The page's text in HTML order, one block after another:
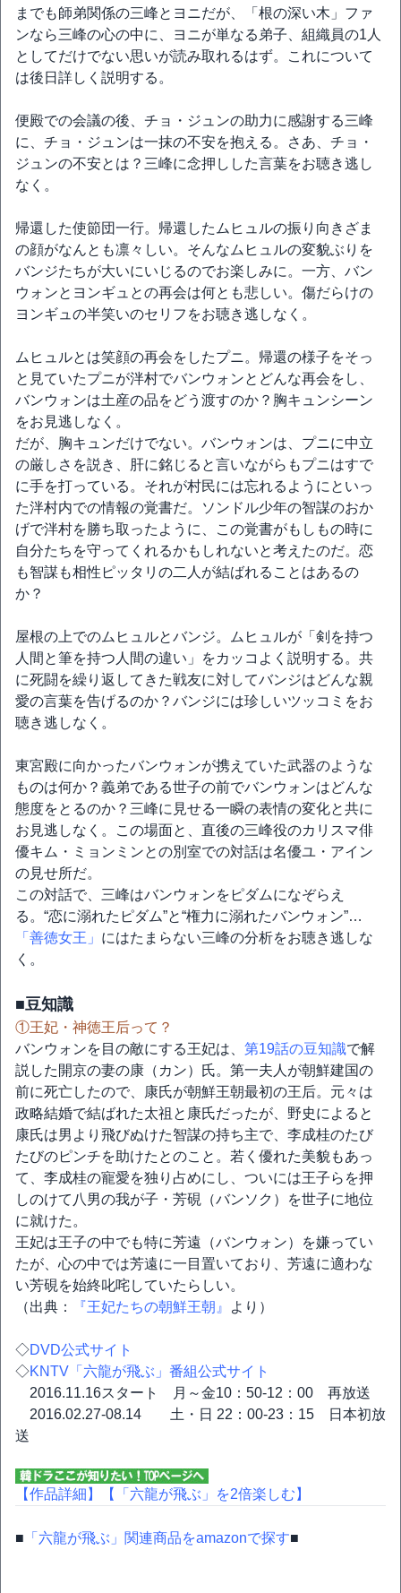
までも師弟関係の三峰とヨニだが、「根の深い木」ファ
ンなら三峰の心の中に、ヨニが単なる弟子、組織員の1人
としてだけでない思いが読み取れるはず。これについて
は後日詳しく説明する。
便殿での会議の後、チョ・ジュンの助力に感謝する三峰
に、チョ・ジュンは一抹の不安を抱える。さあ、チョ・
ジュンの不安とは？三峰に念押しした言葉をお聴き逃し
なく。
帰還した使節団一行。帰還したムヒュルの振り向きざま
の顔がなんとも凛々しい。そんなムヒュルの変貌ぶりを
バンジたちが大いにいじるのでお楽しみに。一方、バン
ウォンとヨンギュとの再会は何とも悲しい。傷だらけの
ヨンギュの半笑いのセリフをお聴き逃しなく。
ムヒュルとは笑顔の再会をしたプニ。帰還の様子をそっ
と見ていたプニが泮村でバンウォンとどんな再会をし、
バンウォンは土産の品をどう渡すのか？胸キュンシーン
をお見逃しなく。
だが、胸キュンだけでない。バンウォンは、プニに中立
の厳しさを説き、肝に銘じると言いながらもプニはすで
に手を打っている。それが村民には忘れるようにといっ
た泮村内での情報の覚書だ。ソンドル少年の智謀のおか
げで泮村を勝ち取ったように、この覚書がもしもの時に
自分たちを守ってくれるかもしれないと考えたのだ。恋
も智謀も相性ピッタリの二人が結ばれることはあるの
か？
屋根の上でのムヒュルとバンジ。ムヒュルが「剣を持つ
人間と筆を持つ人間の違い」をカッコよく説明する。共
に死闘を繰り返してきた戦友に対してバンジはどんな親
愛の言葉を告げるのか？バンジには珍しいツッコミをお
聴き逃しなく。
東宮殿に向かったバンウォンが携えていた武器のような
ものは何か？義弟である世子の前でバンウォンはどんな
態度をとるのか？三峰に見せる一瞬の表情の変化と共に
お見逃しなく。この場面と、直後の三峰役のカリスマ俳
優キム・ミョンミンとの別室での対話は名優ユ・アイン
の見せ所だ。
この対話で、三峰はバンウォンをピダムになぞらえ
る。“恋に溺れたピダム”と“権力に溺れたバンウォン”…
「善徳女王」 にはたまらない三峰の分析をお聴き逃しな
く。
■豆知識
①王妃・神徳王后って？
バンウォンを目の敵にする王妃は、 第19話の豆知識で解
説した開京の妻の康（カン）氏。第一夫人が朝鮮建国の
前に死亡したので、康氏が朝鮮王朝最初の王后。元々は
政略結婚で結ばれた太祖と康氏だったが、野史によると
康氏は男より飛びぬけた智謀の持ち主で、李成桂のたび
たびのピンチを助けたとのこと。若く優れた美貌もあっ
て、李成桂の寵愛を独り占めにし、ついには王子らを押
しのけて八男の我が子・芳硯（バンソク）を世子に地位
に就けた。
王妃は王子の中でも特に芳遠（バンウォン）を嫌ってい
たが、心の中では芳遠に一目置いており、芳遠に適わな
い芳硯を始終叱咤していたらしい。
（出典：
『王妃たちの朝鮮王朝』 より）
◇DVD公式サイト
◇KNTV「六龍が飛ぶ」番組公式サイト
2016.11.16スタート 月～金10：50-12：00 再放送
2016.02.27-08.14 土・日 22：00-23：15 日本初放
送
【作品詳細】 【「六龍が飛ぶ」を2倍楽しむ】
■ 「六龍が飛ぶ」関連商品をamazonで探す■